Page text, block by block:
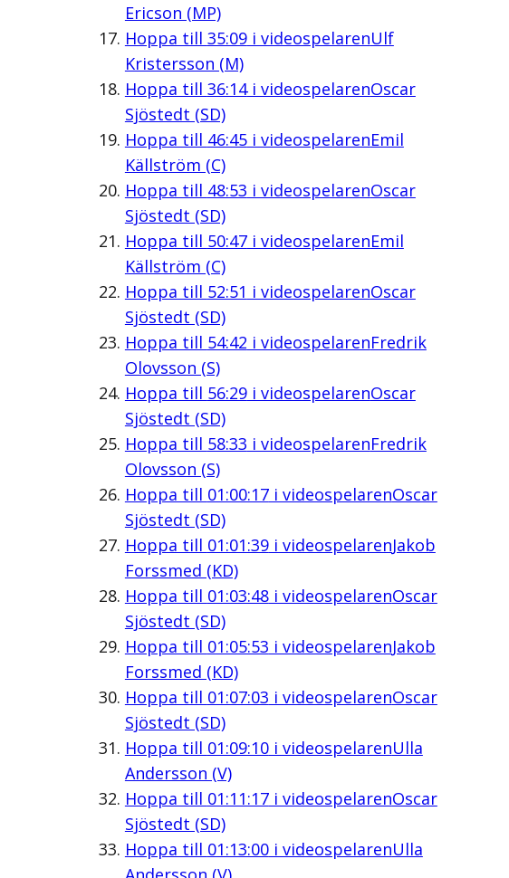
Ericson (MP)
Hoppa till 35:09i videospelarenUlf
Kristersson (M)
Hoppa till 36:14i videospelarenOscar
Sjöstedt (SD)
Hoppa till 46:45i videospelarenEmil
Källström (C)
Hoppa till 48:53 i videospelarenOscar
Sjöstedt (SD)
Hoppa till 50:47i videospelarenEmil
Källström (C)
Hoppa till 52:51 i videospelarenOscar
Sjöstedt (SD)
Hoppa till 54:42 i videospelarenFredrik
Olovsson (S)
Hoppa till 56:29i videospelarenOscar
Sjöstedt (SD)
Hoppa till 58:33 i videospelarenFredrik
Olovsson (S)
Hoppa till 01:00:17i videospelarenOscar
Sjöstedt (SD)
Hoppa till 01:01:39i videospelarenJakob
Forssmed (KD)
Hoppa till 01:03:48i videospelarenOscar
Sjöstedt (SD)
Hoppa till 01:05:53 i videospelarenJakob
Forssmed (KD)
Hoppa till 01:07:03 i videospelarenOscar
Sjöstedt (SD)
Hoppa till 01:09:10i videospelarenUlla
Andersson (V)
Hoppa till 01:11:17i videospelarenOscar
Sjöstedt (SD)
Hoppa till 01:13:00i videospelarenUlla